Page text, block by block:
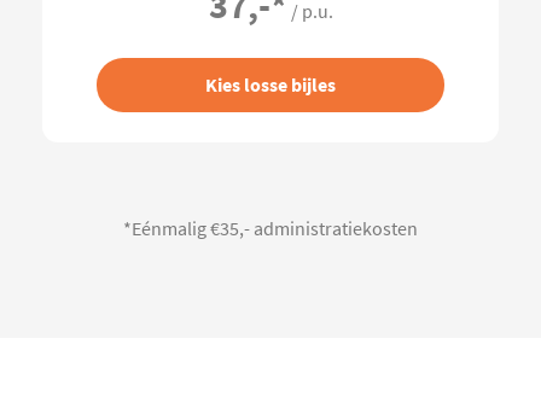
/ p.u.
Kies losse bijles
*Eénmalig €35,- administratiekosten